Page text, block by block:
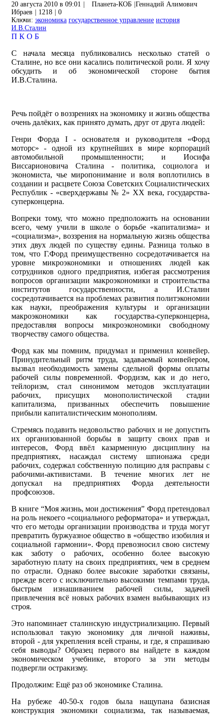
20 августа 2010 в 09:01 Планета-КОБ Геннадий Алимович
Ибраев
1218
0
Ключи: экономика государственное управление история
И.В.Сталин
П К О Б
С начала месяца публиковались несколько статей о
Сталине, но все они касались политической роли. Я хочу
обсудить и об экономической стороне бытия
И.В.Сталина.
Речь пойдёт о воззрениях на экономику и жизнь общества
очень далёких, как принято думать, друг от друга людей:
Генри Форда I - основателя и руководителя «Форд
моторс» - одной из крупнейших в мире корпораций
автомобильной промышленности; и Иосифа
Виссарионовича Сталина - политика, социолога и
экономиста, чье миропонимание и воля воплотились в
создании и расцвете Союза Советских Социалистических
Республик - «сверхдержавы № 2» ХХ века, государства-
суперконцерна.
Вопреки тому, что можно предположить на основании
всего, чему учили в школе о борьбе «капитализма» и
«социализма», воззрения на нормальную жизнь общества
этих двух людей по существу едины. Разница только в
том, что Г.Форд преимущественно сосредотачивается на
уровне микроэкономики и отношениях людей как
сотрудников одного предприятия, избегая рассмотрения
вопросов организации макроэкономики и строительства
институтов государственности, а И.Сталин
сосредотачивается на проблемах развития политэкономии
как науки, преображения культуры и организации
макроэкономики как государства-суперконцерна,
предоставляя вопросы микроэкономики свободному
творчеству самого общества.
Форд как мы помним, придумал и применил конвейер.
Принудительный ритм труда, задаваемый конвейером,
вызвал необходимость замены сдельной формы оплаты
рабочей силы повременной. Фордизм, как и до него,
тейлоризм, стал синонимом методов эксплуатации
рабочих, присущих монополистической стадии
капитализма, призванных обеспечить повышение
прибыли капиталистическим монополиям.
Стремясь подавить недовольство рабочих и не допустить
их организованной борьбы в защиту своих прав и
интересов, Форд ввёл казарменную дисциплину на
предприятиях, насаждал систему шпионажа среди
рабочих, содержал собственную полицию для расправы с
рабочими-активистами. В течение многих лет не
допускал на предприятиях Форда деятельности
профсоюзов.
В книге “Моя жизнь, мои достижения” Форд претендовал
на роль некоего «социального реформатора» и утверждал,
что его методы организации производства и труда могут
превратить буржуазное общество в «общество изобилия и
социальной гармонии». Форд превозносил свою систему
как заботу о рабочих, особенно более высокую
заработную плату на своих предприятиях, чем в среднем
по отрасли. Однако более высокие заработки связаны,
прежде всего с исключительно высокими темпами труда,
быстрым изнашиванием рабочей силы, задачей
привлечения всё новых рабочих взамен выбывающих из
строя.
Это напоминает сталинскую индустриализацию. Первый
использовал такую экономику для личной наживы,
второй - для укрепления всей страны, и где, я спрашиваю
себя выводы? Образец первого вы найдете в каждом
экономическом учебнике, второго за эти методы
подвергли остракизму.
Продолжим: Ещё раз об экономике Сталина.
На рубеже 40-50-х годов была нащупана базисная
конструкция экономики социализма, так называемая,